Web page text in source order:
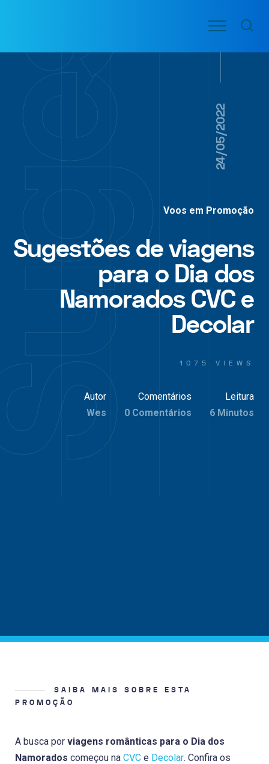
conteúdo
VOO
AÉREAS
Menu
24/05/2022
Voos em Promoção
Sugestões de viagens
para o Dia dos
Namorados CVC e
Decolar
1075 VIEWS
Autor
Wes
Comentários
0 Comentários
Leitura
6 Minutos
SAIBA MAIS SOBRE ESTA
PROMOÇÃO
A busca por viagens românticas para o Dia dos
Namorados começou na CVC e Decolar. Confira os